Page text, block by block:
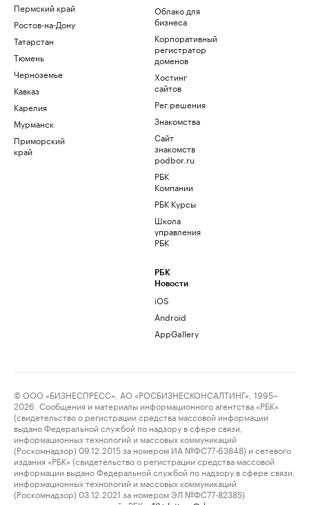
Пермский край
Ростов-на-Дону
Татарстан
Тюмень
Черноземье
Кавказ
Карелия
Мурманск
Приморский
край
Облако для
бизнеса
Корпоративный
регистратор
доменов
Хостинг
сайтов
Рег.решения
Знакомства
Сайт
знакомств
podbor.ru
РБК
Компании
РБК Курсы
Школа
управления
РБК
РБК
Новости
iOS
Android
AppGallery
© ООО «БИЗНЕСПРЕСС», АО «РОСБИЗНЕСКОНСАЛТИНГ», 1995–
2026. Сообщения и материалы информационного агентства «РБК»
(свидетельство о регистрации средства массовой информации
выдано Федеральной службой по надзору в сфере связи,
информационных технологий и массовых коммуникаций
(Роскомнадзор) 09.12.2015 за номером ИА №ФС77-63848) и сетевого
издания «РБК» (свидетельство о регистрации средства массовой
информации выдано Федеральной службой по надзору в сфере связи,
информационных технологий и массовых коммуникаций
(Роскомнадзор) 03.12.2021 за номером ЭЛ №ФС77-82385)